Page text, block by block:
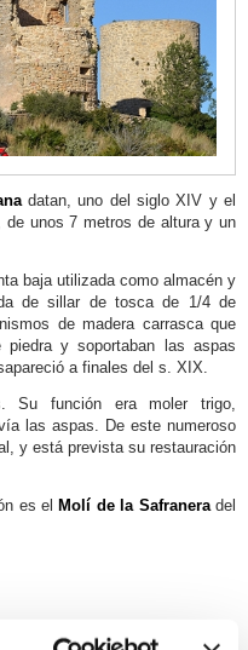
datan, uno del siglo XIV y el
de unos 7 metros de altura y un
baja utilizada como almacén y
de sillar de tosca de 1/4 de
de madera carrasca que
y soportaban las aspas
a finales del s. XIX.
Su función era moler trigo,
las aspas. De este numeroso
y está prevista su restauración
es el Molí de la Safraneradel